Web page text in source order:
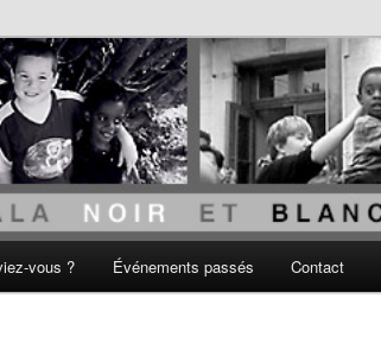
vous ? Événements passés Contact